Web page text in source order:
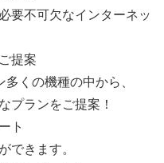
要不可欠なインターネッ
提案
くの機種の中から、
プランをご提案！
ト
できます。